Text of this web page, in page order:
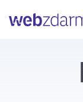
Webzdarma